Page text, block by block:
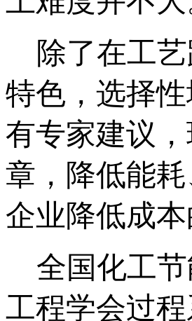
除了在工艺
特色，选择
有专家建议
章，降低能
企业降低成
全国化工节
工程学会过